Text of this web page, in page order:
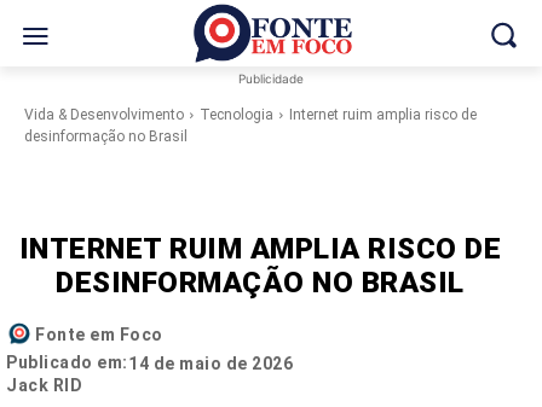
Publicidade
Vida & Desenvolvimento Tecnologia
Internet ruim amplia risco de
desinformação no Brasil
INTERNET RUIM AMPLIA RISCO DE
DESINFORMAÇÃO NO BRASIL
Fonte em Foco
Publicado em:14 de maio de 2026
Jack RID